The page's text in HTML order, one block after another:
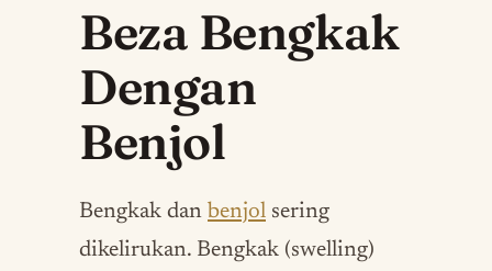
Beza Bengkak
Dengan
Benjol
Bengkak dan benjol sering
dikelirukan. Bengkak (swelling)